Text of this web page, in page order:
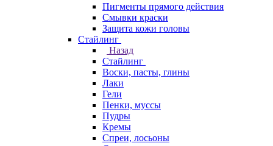
Пигменты прямого действия
Смывки краски
Защита кожи головы
Стайлинг
Назад
Стайлинг
Воски, пасты, глины
Лаки
Гели
Пенки, муссы
Пудры
Кремы
Спреи, лосьоны